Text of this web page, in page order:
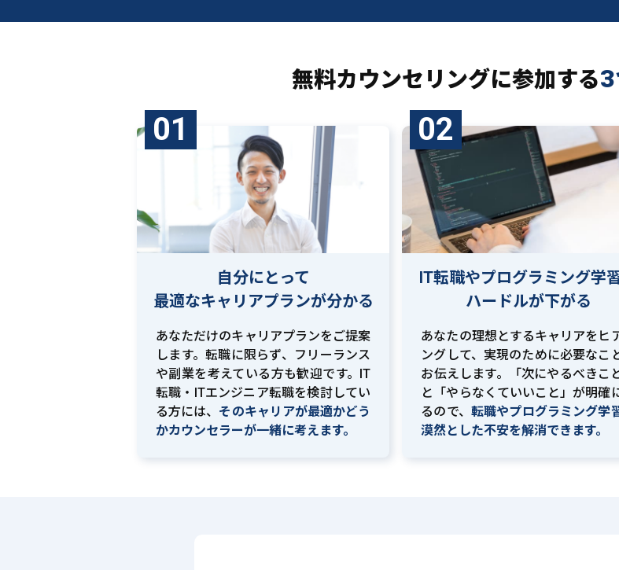
無料カウンセリングに参加する
01
自分にとって
最適なキャリアプランが分かる
あなただけのキャリアプランをご提案
します。転職に限らず、フリーランス
や副業を考えている方も歓迎です。IT
転職・ITエンジニア転職を検討してい
る方には、 そのキャリアが最適かどう
かカウンセラーが一緒に考えます。
02
IT転職やプログラミング学
ハードルが下がる
あなたの理想とするキャリアをヒ
ングして、実現のために必要なこ
お伝えします。「次にやるべきこと
と「やらなくていいこと」が明確
るので、 転職やプログラミング学
漠然とした不安を解消できます。